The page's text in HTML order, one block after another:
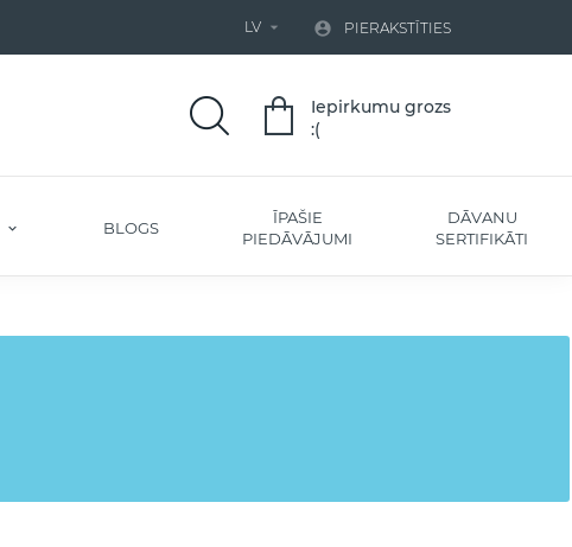
LV   PIERAKSTĪTIES
Iepirkumu grozs
:(
BLOGS
ĪPAŠIE
PIEDĀVĀJUMI
DĀVANU
SERTIFIKĀTI